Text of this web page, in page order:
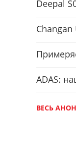
Deepal
Changan
ADAS:
ВЕСЬ